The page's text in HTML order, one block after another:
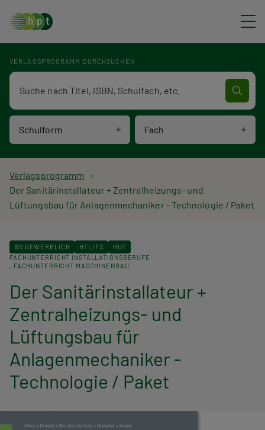
VERLAGSPROGRAMM DURCHSUCHEN
Schulform Fach
Verlagsprogramm Volltextsuche
P
f
d
n
a
v
i
g
a
t
Verlagsprogramm
Der Sanitärinstallateur + Zentralheizungs- und
Lüftungsbau für Anlagenmechaniker - Technologie / Paket
BS GEWERBLICH HTL/FS
HUT
FACHUNTERRICHT INSTALLATIONSBERUFE
FACHUNTERRICHT MASCHINENBAU
Der Sanitärinstallateur +
Zentralheizungs- und
Lüftungsbau für
Anlagenmechaniker -
Technologie / Paket